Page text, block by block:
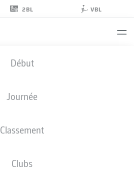
2BL VBL
Début
Journée
Classement
Clubs